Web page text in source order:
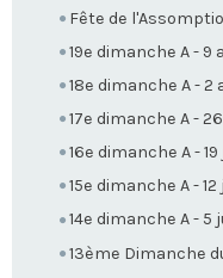
Fête de
19e dimanche A - 9
18e dimanche A - 2
17e dimanche A -
16e dimanche A -
15e dimanche A -
14e dimanche A - 5
13ème Dimanche